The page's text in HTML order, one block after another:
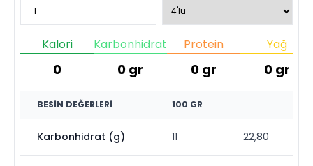
Kalori
0
Karbonhidrat
0 gr
Protein
0 gr
Yağ
0 gr
BESIN DEĞERLERI 100 GR
Karbonhidrat (g) 11 22,80